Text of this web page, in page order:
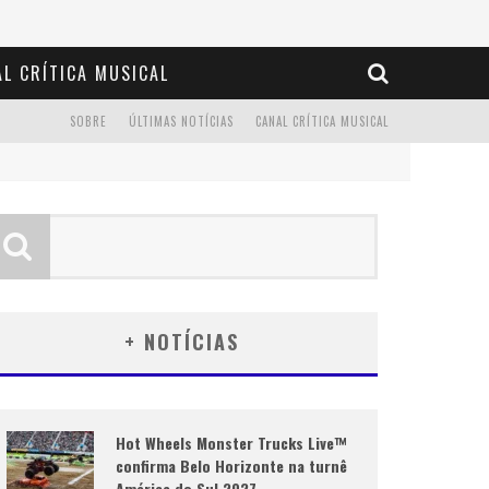
CRÍTICA MUSICAL
CANAL CRÍTICA MUSICAL
ÚLTIMAS NOTÍCIAS
SOBRE
+ NOTÍCIAS
Hot Wheels Monster Trucks Live™
confirma Belo Horizonte na turnê